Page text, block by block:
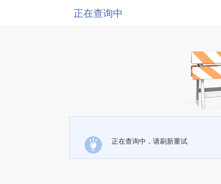
正在查询中
正在查询中，请刷新重试